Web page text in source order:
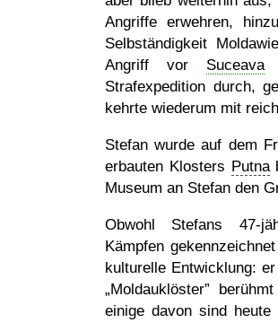
Angriffe erwehren,
Selbständigkeit
Angriff vor Suceava
Strafexpedition durch,
kehrte wiederum mit
Stefan wurde auf dem
erbauten Klosters Putna
Museum an Stefan den
Obwohl Stefans 47-
Kämpfen
kulturelle Entwicklung:
Moldauklöster
einige davon sind heute